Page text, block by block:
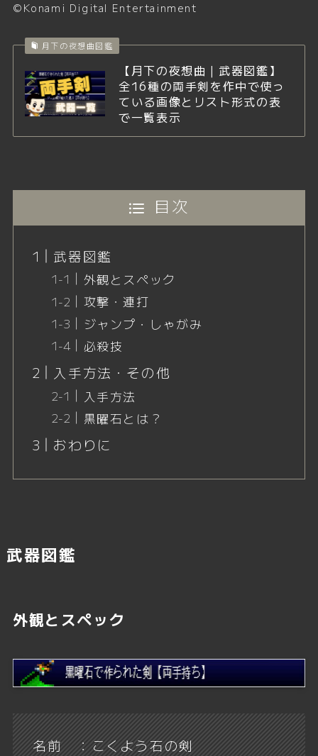
©Konami Digital Entertainment
月下の夜想曲図鑑
【月下の夜想曲｜武器図鑑】
全16種の両手剣を作中で使っ
ている画像とリスト形式の表
で一覧表示
目次
武器図鑑
外観とスペック
攻撃・連打
ジャンプ・しゃがみ
必殺技
入手方法・その他
入手方法
黒曜石とは？
おわりに
武器図鑑
外観とスペック
名前 ：こくよう石の剣